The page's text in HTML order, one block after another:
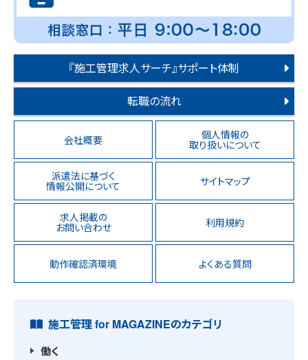
『施工管理求人サーチ』サポート体制
転職の流れ
会社概要 個人情報の
取り扱いについて
派遣法に基づく
情報公開について サイトマップ
求人掲載の
お問い合わせ 利用規約
動作確認済環境 よくある質問
施工管理 for MAGAZINEのカテゴリ
働く